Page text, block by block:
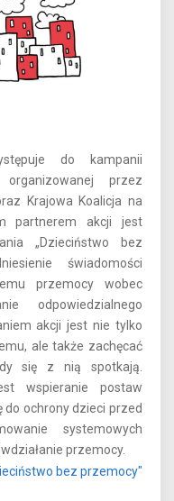
do kampanii
przez
Krajowa Koalicja na
partnerem akcji jest
„Dzieciństwo bez
świadomości
przemocy wobec
odpowiedzialnego
akcji jest nie tylko
ale także zachęcać
się z nią spotkają.
wspieranie postaw
do ochrony dzieci przed
systemowych
przemocy.
bez przemocy"